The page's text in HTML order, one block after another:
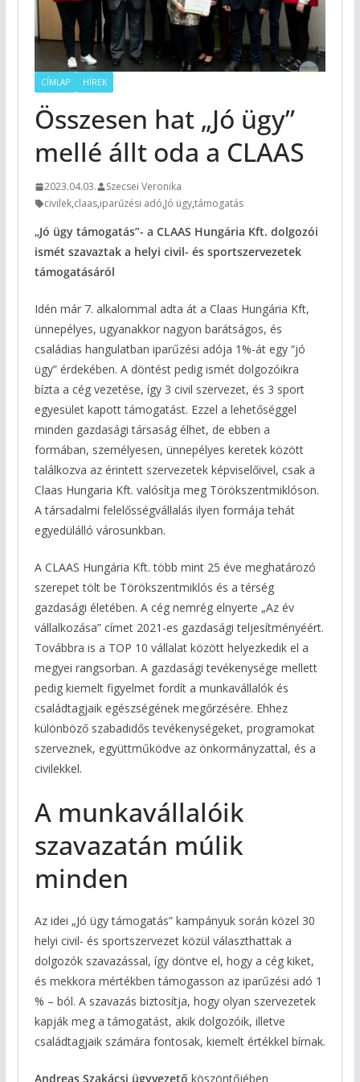
CÍMLAP HÍREK
Összesen hat „Jó ügy”
mellé állt oda a CLAAS
2023.04.03.
Szecsei Veronika
civilek,claas,iparűzési adó,Jó ügy,támogatás
„Jó ügy támogatás”- a CLAAS Hungária Kft. dolgozói
ismét szavaztak a helyi civil- és sportszervezetek
támogatásáról
Idén már 7. alkalommal adta át a Claas Hungária Kft,
ünnepélyes, ugyanakkor nagyon barátságos, és
családias hangulatban iparűzési adója 1%-át egy “jó
ügy” érdekében. A döntést pedig ismét dolgozóikra
bízta a cég vezetése, így 3 civil szervezet, és 3 sport
egyesület kapott támogatást. Ezzel a lehetőséggel
minden gazdasági társaság élhet, de ebben a
formában, személyesen, ünnepélyes keretek között
találkozva az érintett szervezetek képviselőivel, csak a
Claas Hungaria Kft. valósítja meg Törökszentmiklóson.
A társadalmi felelősségvállalás ilyen formája tehát
egyedülálló városunkban.
A CLAAS Hungária Kft. több mint 25 éve meghatározó
szerepet tölt be Törökszentmiklós és a térség
gazdasági életében. A cég nemrég elnyerte „Az év
vállalkozása” címet 2021-es gazdasági teljesítményéért.
Továbbra is a TOP 10 vállalat között helyezkedik el a
megyei rangsorban. A gazdasági tevékenysége mellett
pedig kiemelt figyelmet fordít a munkavállalók és
családtagjaik egészségének megőrzésére. Ehhez
különböző szabadidős tevékenységeket, programokat
szerveznek, együttműködve az önkormányzattal, és a
civilekkel.
A munkavállalóik
szavazatán múlik
minden
Az idei „Jó ügy támogatás” kampányuk során közel 30
helyi civil- és sportszervezet közül választhattak a
dolgozók szavazással, így döntve el, hogy a cég kiket,
és mekkora mértékben támogasson az iparűzési adó 1
% – ból. A szavazás biztosítja, hogy olyan szervezetek
kapják meg a támogatást, akik dolgozóik, illetve
családtagjaik számára fontosak, kiemelt értékkel bírnak.
Andreas Szakácsi ügyvezető köszöntőjében